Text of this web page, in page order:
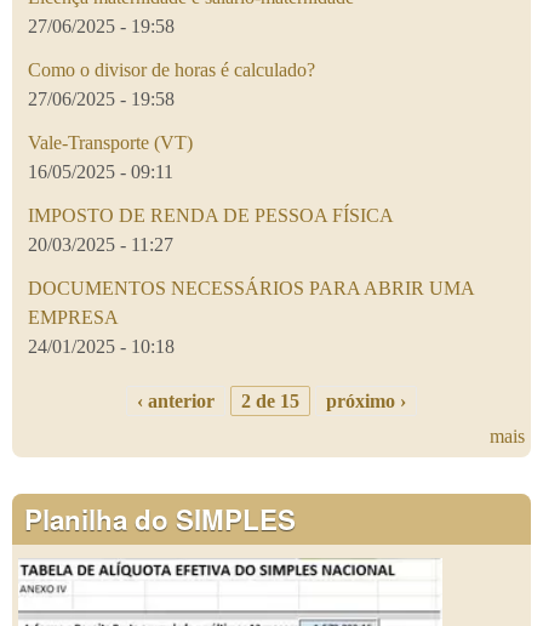
27/06/2025 - 19:58
Como o divisor de horas é calculado?
27/06/2025 - 19:58
Vale-Transporte (VT)
16/05/2025 - 09:11
IMPOSTO DE RENDA DE PESSOA FÍSICA
20/03/2025 - 11:27
DOCUMENTOS NECESSÁRIOS PARA ABRIR UMA
EMPRESA
24/01/2025 - 10:18
‹ anterior 2 de 15
próximo ›
mais
Planilha do SIMPLES